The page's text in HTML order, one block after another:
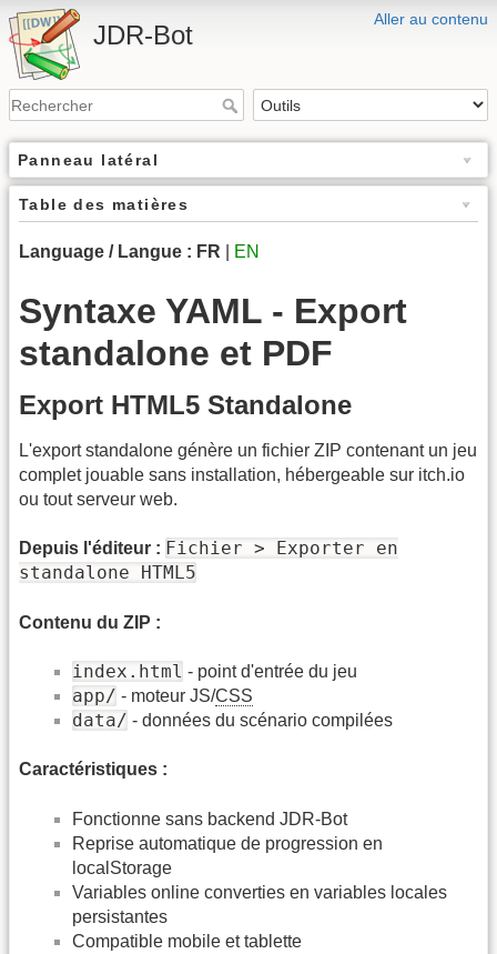
Aller au contenu
JDR-Bot
Panneau latéral
Table des matières
Language / Langue : FR EN
Syntaxe YAML - Export
standalone et PDF
Export HTML5 Standalone
L'export standalone génère un fichier ZIP contenant un jeu
complet jouable sans installation, hébergeable sur itch.io
ou tout serveur web.
Depuis l'éditeur : Fichier > Exporter en
standalone HTML5
Contenu du ZIP :
index.html - point d'entrée du jeu
app/ - moteur JS/CSS
data/ - données du scénario compilées
Caractéristiques :
Fonctionne sans backend JDR-Bot
Reprise automatique de progression en
localStorage
Variables online converties en variables locales
persistantes
Compatible mobile et tablette